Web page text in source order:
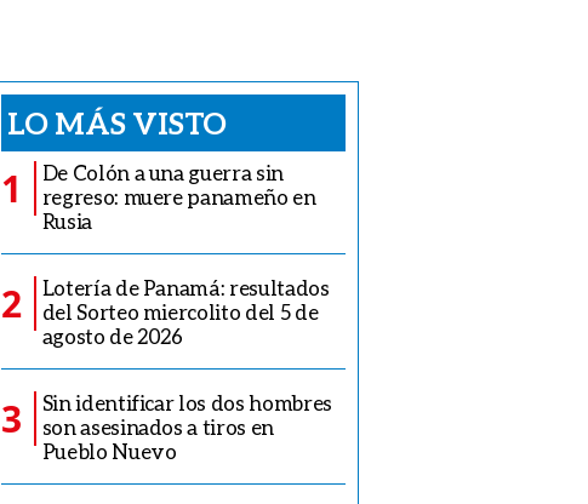
LO MÁS VISTO
1
De Colón a una guerra sin
regreso: muere panameño en
Rusia
2
Lotería de Panamá: resultados
del Sorteo miercolito del 5 de
agosto de 2026
3
Sin identificar los dos hombres
son asesinados a tiros en
Pueblo Nuevo